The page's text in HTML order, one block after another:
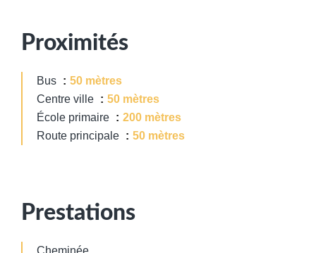
Proximités
Bus
50 mètres
Centre ville
50 mètres
École primaire
200 mètres
Route principale
50 mètres
Prestations
Cheminée